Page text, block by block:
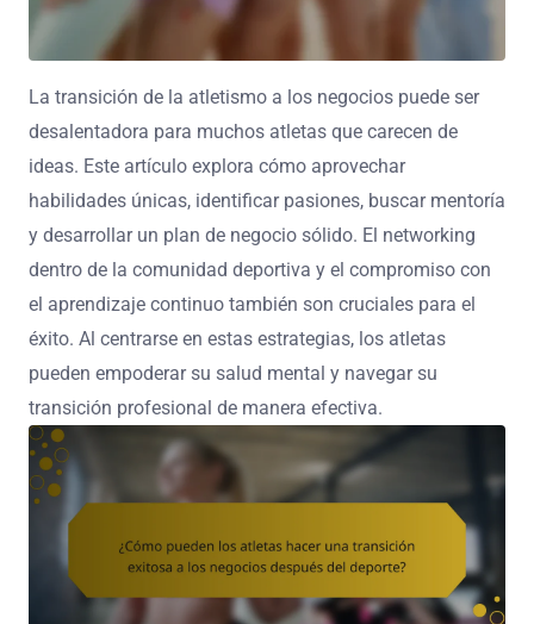
La transición de la atletismo a los negocios puede ser
desalentadora para muchos atletas que carecen de
ideas. Este artículo explora cómo aprovechar
habilidades únicas, identificar pasiones, buscar mentoría
y desarrollar un plan de negocio sólido. El networking
dentro de la comunidad deportiva y el compromiso con
el aprendizaje continuo también son cruciales para el
éxito. Al centrarse en estas estrategias, los atletas
pueden empoderar su salud mental y navegar su
transición profesional de manera efectiva.